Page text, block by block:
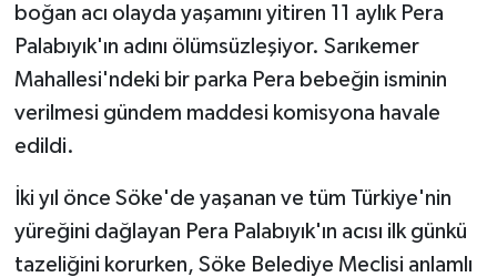
boğan acı olayda yaşamını yitiren 11 aylık Pera
Palabıyık'ın adını ölümsüzleşiyor. Sarıkemer
Mahallesi'ndeki bir parka Pera bebeğin isminin
verilmesi gündem maddesi komisyona havale
edildi.
İki yıl önce Söke'de yaşanan ve tüm Türkiye'nin
yüreğini dağlayan Pera Palabıyık'ın acısı ilk günkü
tazeliğini korurken, Söke Belediye Meclisi anlamlı
HABERDE İNSAN
İNSAN
İş Dünyası
Jandarma